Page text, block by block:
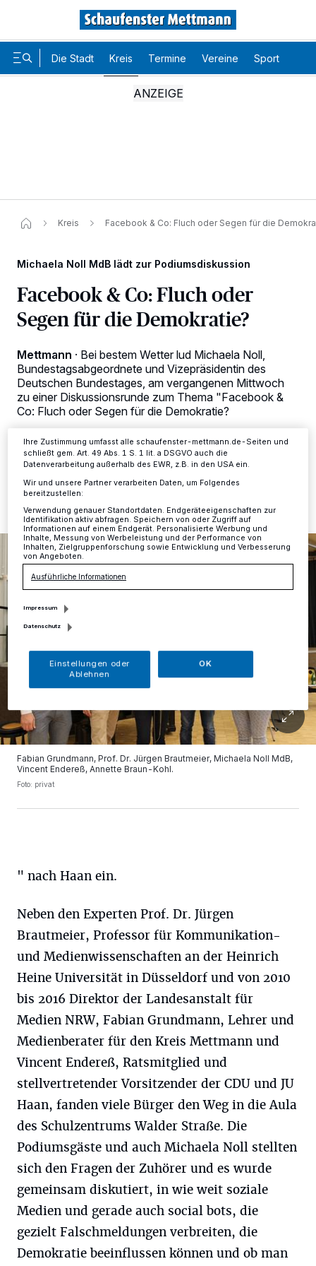
Die Stadt Kreis Termine Vereine Sport
Kreis Facebook & Co: Fluch oder Segen für die
Michaela Noll MdB lädt zur Podiumsdiskussion
Facebook & Co: Fluch oder
Segen für die Demokratie?
Mettmann · Bei bestem Wetter lud Michaela Noll,
Bundestagsabgeordnete und Vizepräsidentin des
Deutschen Bundestages, am vergangenen Mittwoch
zu einer Diskussionsrunde zum Thema "Facebook &
Co: Fluch oder Segen für die Demokratie?
08.07.2017 , 09:36 Uhr 2 Minuten Lesezeit
Fabian Grundmann, Prof. Dr. Jürgen Brautmeier, Michaela Noll MdB,
Vincent Endereß, Annette Braun-Kohl.
Foto: privat
" nach Haan ein.
Neben den Experten Prof. Dr. Jürgen
Brautmeier, Professor für Kommunikation-
und Medienwissenschaften an der Heinrich
Heine Universität in Düsseldorf und von 2010
bis 2016 Direktor der Landesanstalt für
Medien NRW, Fabian Grundmann, Lehrer und
Medienberater für den Kreis Mettmann und
Vincent Endereß, Ratsmitglied und
stellvertretender Vorsitzender der CDU und JU
Haan, fanden viele Bürger den Weg in die Aula
des Schulzentrums Walder Straße. Die
Podiumsgäste und auch Michaela Noll stellten
sich den Fragen der Zuhörer und es wurde
gemeinsam diskutiert, in wie weit soziale
Medien und gerade auch social bots, die
gezielt Falschmeldungen verbreiten, die
Demokratie beeinflussen können und ob man
Wir und unsere218-Partner speichern und greifen auf
personenbezogene Daten wie Browserdaten oder eindeutige
Kennungen auf Ihrem Gerät zu. Durch Auswahl von OK aktivieren Sie
Tracking-Technologien für die unter „Wir und unsere Partner
Zwecke. Wenn Tracker deaktiviert sind, sind manche Inhalte und
Anzeigen möglicherweise nicht mehr so relevant für Sie. Sie können
dieses Menü jederzeit wieder aufrufen, um Ihre Einstellungen zu
ändern oder Ihre Einwilligung zu widerrufen, indem Sie auf den Link
Einstellungen oder Ablehnen am unteren Rand der Webseite klicken.
Ihre Einstellungen gelten innerhalb unseres Website. Weitere
Ihre Zustimmung umfasst alle schaufenster-mettmann.de-Seiten und
schließt gem. Art. 49 Abs. 1 S. 1 lit. a DSGVO auch die
Datenverarbeitung außerhalb des EWR, z.B. in den USA ein.
Wir und unsere Partner verarbeiten Daten, um Folgendes
bereitzustellen:
Verwendung genauer Standortdaten. Endgeräteeigenschaften zur
Identifikation aktiv abfragen. Speichern von oder Zugriff auf
Informationen auf einem Endgerät. Personalisierte Werbung und
Inhalte, Messung von Werbeleistung und der Performance von
Inhalten, Zielgruppenforschung sowie Entwicklung und Verbesserung
von Angeboten.
Ausführliche Informationen
Impressum
Datenschutz
Einstellungen oder
Ablehnen
OK